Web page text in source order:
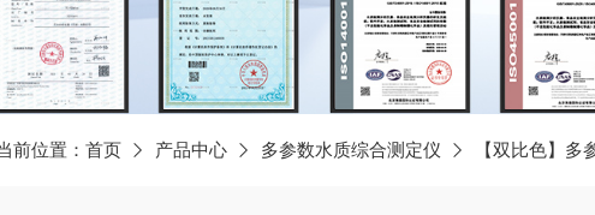
前位置： 首页 产品中心 多参数水质综合测定仪 【双比色】多